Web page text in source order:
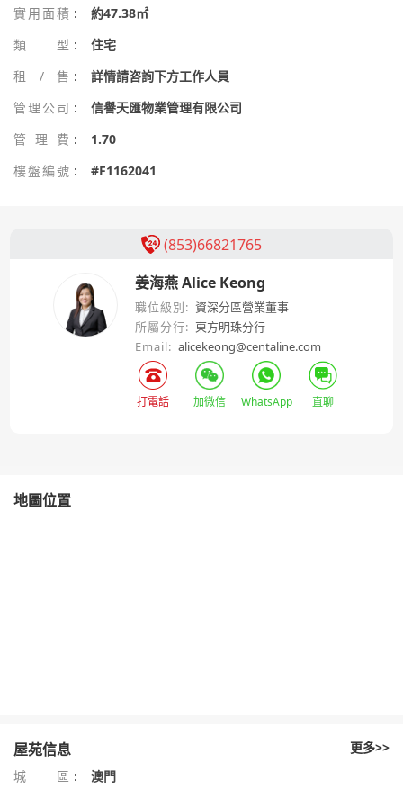
實用面積 :
約47.38㎡
類型 :
住宅
租/售 :
詳情請咨詢下方工作人員
管理公司 :
信譽天匯物業管理有限公司
管理費 :
1.70
樓盤編號 : #F1162041
(853)66821765
姜海燕 Alice Keong
職位級別: 資深分區營業董事
所屬分行: 東方明珠分行
Email: alicekeong@centaline.com
打電話 加微信 WhatsApp 直聊
地圖位置
屋苑信息
更多>>
城區 : 澳門